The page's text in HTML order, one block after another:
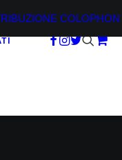
COLOPHON